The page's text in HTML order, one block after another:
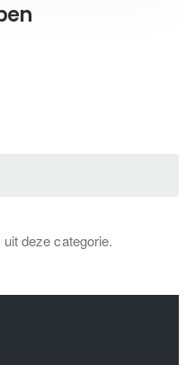
deze categorie.